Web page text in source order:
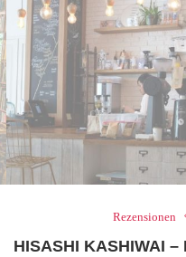
Rezensionen
HISASHI KASHIWAI –